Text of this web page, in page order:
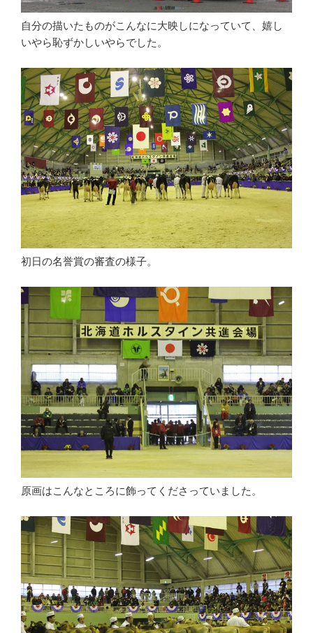
自分の描いたものがこんなに大映しになっていて、嬉し
いやら恥ずかしいやらでした。
初日の名誉賞の審査の様子。
原画はこんなところに飾ってくださっていました。